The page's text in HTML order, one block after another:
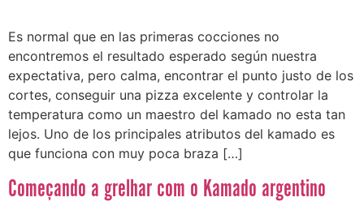
Es normal que en las primeras cocciones no
encontremos el resultado esperado según nuestra
expectativa, pero calma, encontrar el punto justo de los
cortes, conseguir una pizza excelente y controlar la
temperatura como un maestro del kamado no esta tan
lejos. Uno de los principales atributos del kamado es
que funciona con muy poca braza […]
Começando a grelhar com o Kamado argentino